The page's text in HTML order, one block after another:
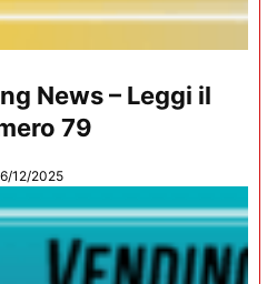
News – Leggi il
79
12/2025